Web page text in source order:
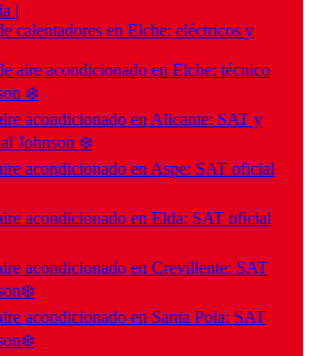
|
calentadores en Elche: eléctricos y
aire acondicionado en Elche: técnico
❄️
acondicionado en Alicante: SAT y
Johnson ❄️
acondicionado en Aspe: SAT oficial
acondicionado en Elda: SAT oficial
acondicionado en Crevillente: SAT
acondicionado en Santa Pola: SAT